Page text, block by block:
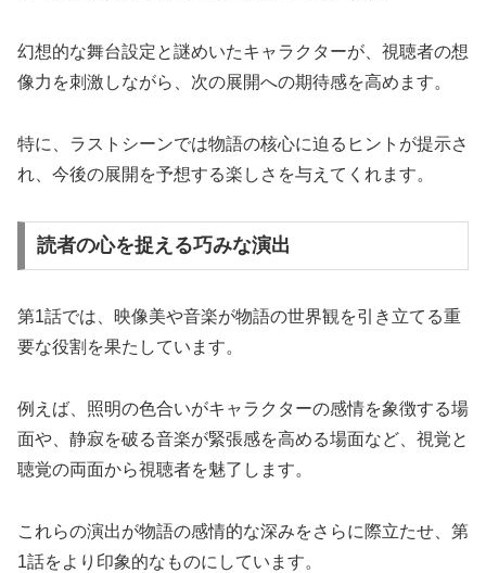
幻想的な舞台設定と謎めいたキャラクターが、視聴者の想
像力を刺激しながら、次の展開への期待感を高めます。
特に、ラストシーンでは物語の核心に迫るヒントが提示さ
れ、今後の展開を予想する楽しさを与えてくれます。
読者の心を捉える巧みな演出
第1話では、映像美や音楽が物語の世界観を引き立てる重
要な役割を果たしています。
例えば、照明の色合いがキャラクターの感情を象徴する場
面や、静寂を破る音楽が緊張感を高める場面など、視覚と
聴覚の両面から視聴者を魅了します。
これらの演出が物語の感情的な深みをさらに際立たせ、第
1話をより印象的なものにしています。